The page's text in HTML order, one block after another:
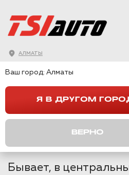
АЛМАТЫ
ЧТО ДЕЛАТЬ, ЕСЛИ ЗАТОПИЛО
ЧТО
Бывает, в
Ваш город: Алматы
Я В ДРУГОМ
ВЕРНО